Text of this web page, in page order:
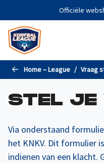
Naar de hoofdinhoud gaan
Officiële
Home – League Vraag
STEL JE
Via onderstaand
het KNKV. Dit formulier
indienen van een klacht.